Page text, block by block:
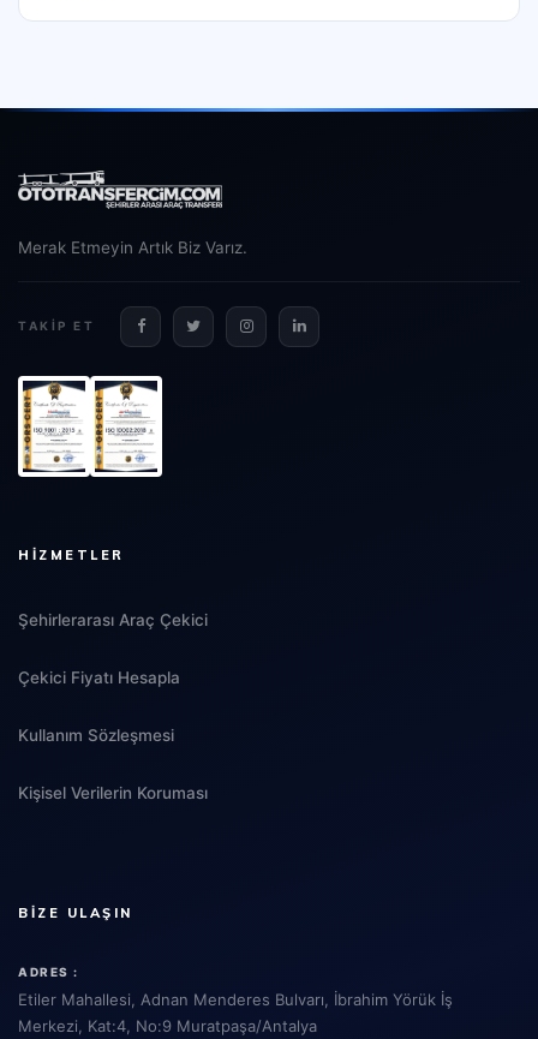
Merak Etmeyin Artık Biz Varız.
TAKIP ET
HIZMETLER
Şehirlerarası Araç Çekici
Çekici Fiyatı Hesapla
Kullanım Sözleşmesi
Kişisel Verilerin Koruması
BIZE ULAŞIN
ADRES :
Etiler Mahallesi, Adnan Menderes Bulvarı, İbrahim Yörük İş
Merkezi, Kat:4, No:9 Muratpaşa/Antalya